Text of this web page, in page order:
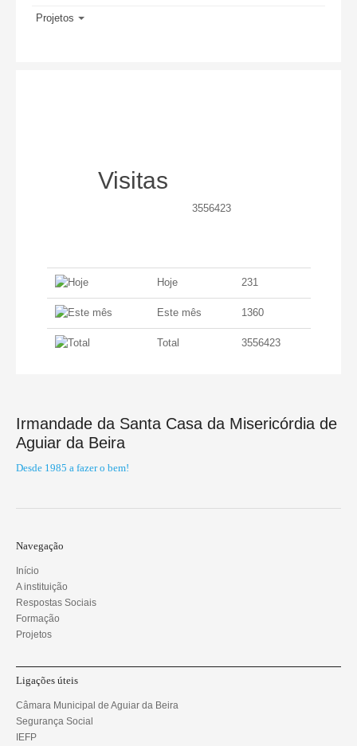
Projetos
Visitas
3556423
Hoje 231
Este mês 1360
Total 3556423
Irmandade da Santa Casa da Misericórdia de
Aguiar da Beira
Desde 1985 a fazer o bem!
Navegação
Início
A instituição
Respostas Sociais
Formação
Projetos
Ligações úteis
Câmara Municipal de Aguiar da Beira
Segurança Social
IEFP